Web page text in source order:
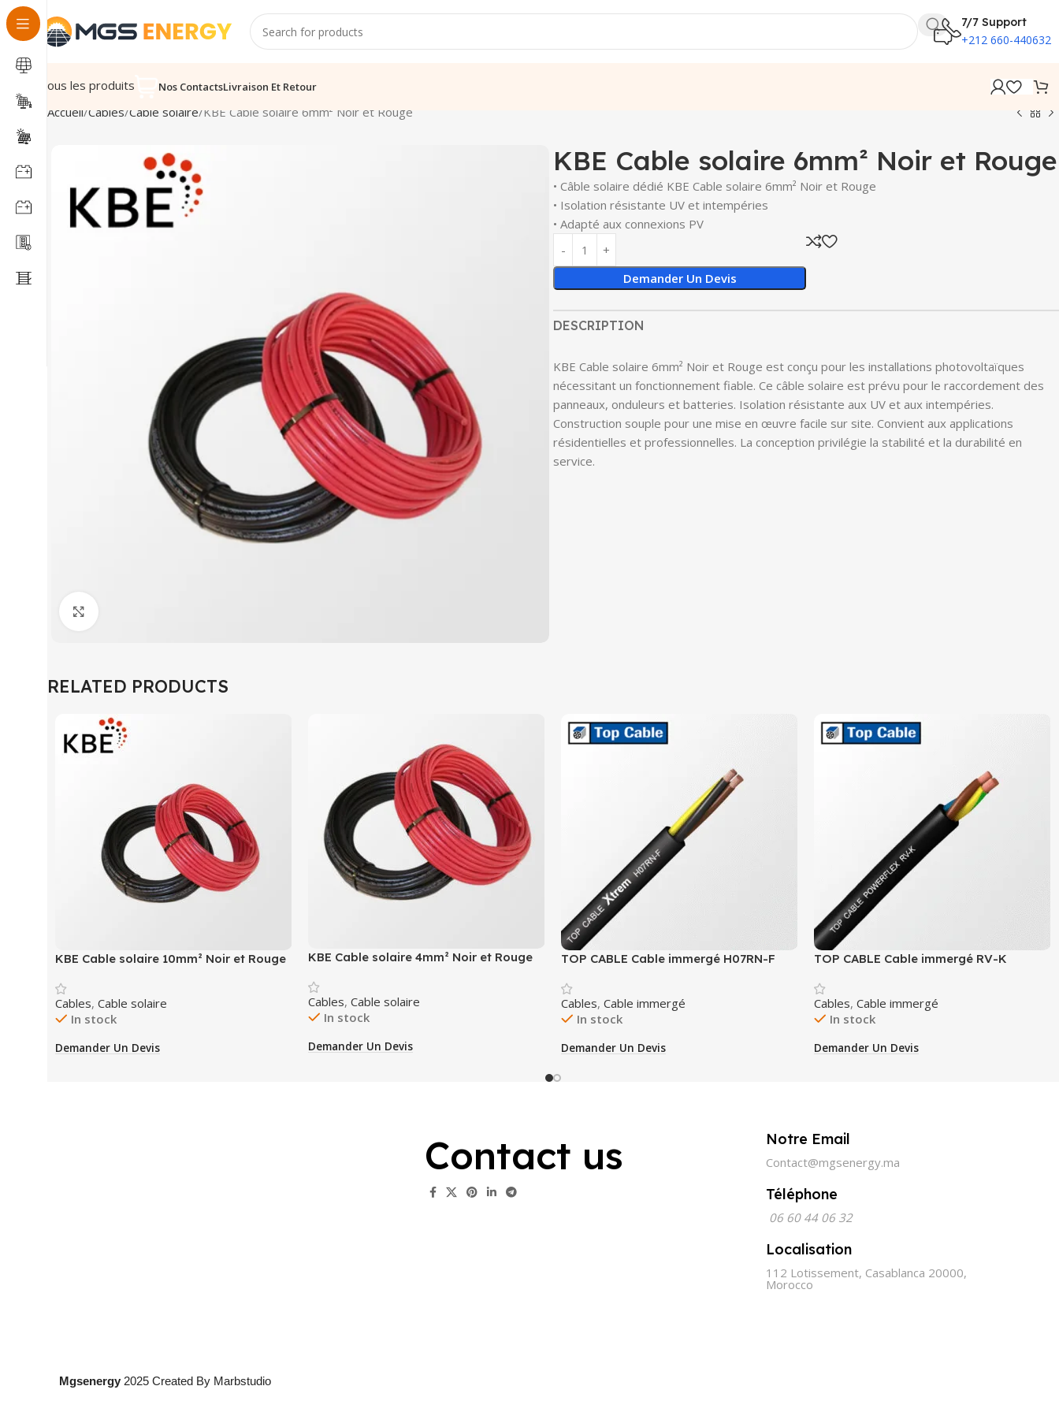
7/7 Support
+212 660-440632
Tous les produits Nos ContactsLivraison Et Retour
Accueil Cables Cable solaire KBE Cable solaire 6mm² Noir et Rouge
KBE Cable solaire 6mm² Noir et Rouge
• Câble solaire dédié KBE Cable solaire 6mm² Noir et Rouge
• Isolation résistante UV et intempéries
• Adapté aux connexions PV
Demander Un Devis
DESCRIPTION
KBE Cable solaire 6mm² Noir et Rouge est conçu pour les installations photovoltaïques
nécessitant un fonctionnement fiable. Ce câble solaire est prévu pour le raccordement des
panneaux, onduleurs et batteries. Isolation résistante aux UV et aux intempéries.
Construction souple pour une mise en œuvre facile sur site. Convient aux applications
résidentielles et professionnelles. La conception privilégie la stabilité et la durabilité en
service.
RELATED PRODUCTS
KBE Cable solaire 10mm² Noir et Rouge
Cables, Cable solaire
In stock
Demander Un Devis
KBE Cable solaire 4mm² Noir et Rouge
Cables, Cable solaire
In stock
Demander Un Devis
TOP CABLE Cable immergé H07RN-F
Cables, Cable immergé
In stock
Demander Un Devis
TOP CABLE Cable immergé RV-K
Cables, Cable immergé
In stock
Demander Un Devis
Contact us Notre Email
Contact@mgsenergy.ma
Téléphone
06 60 44 06 32
Localisation
112 Lotissement, Casablanca 20000,
Morocco
Mgsenergy 2025 Created By Marbstudio